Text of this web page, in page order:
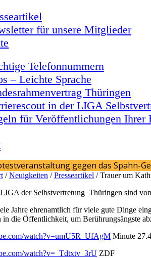
für unsere Mitglieder
Telefonnummern
– Leichte Sprache
Thüringen
in der LIGA
für Veröffentlichungen Ihrer
/ Neuigkeiten / Presseartikel /Trauer um
der Selbstvertretung Thüringen sind
Jahre ehrenamtlich für viele gute Dinge
in die Öffentlichkeit, um Berührungsängste
watch?v=umU5R_UfAgM Minute
watch?v=_Tdtxtv_3rU ZDF